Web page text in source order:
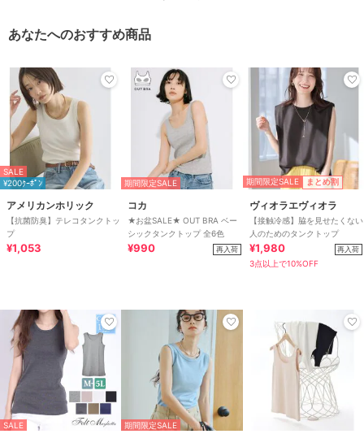
あなたへのおすすめ商品
SALE
¥200ｸｰﾎﾟﾝ
アメリカンホリック
【抗菌防臭】テレコタンクトッ
プ
¥1,053
期間限定SALE
コカ
★お盆SALE★ OUT BRA ベー
シックタンクトップ 全6色
¥990 再入荷
期間限定SALE まとめ割
ヴィオラエヴィオラ
【接触冷感】脇を見せたくない
人のためのタンクトップ
¥1,980 再入荷
3点以上で10%OFF
SALE 期間限定SALE